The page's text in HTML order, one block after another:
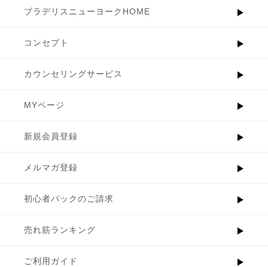
ブラデリスニューヨークHOME
コンセプト
カウンセリングサービス
MYページ
新規会員登録
メルマガ登録
初心者パックのご請求
売れ筋ランキング
ご利用ガイド